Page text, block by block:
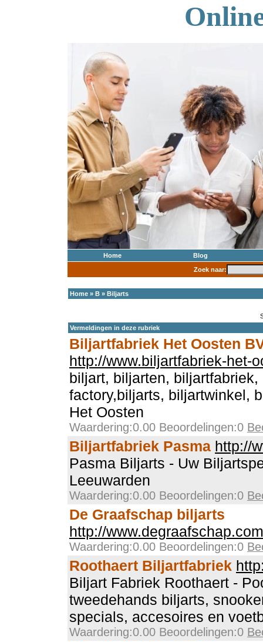
Home
Blog
Zoek naar:
Home » B » Biljarts
Vermeldingen in deze rubriek
Biljartfabriek Het Oosten
http://www.biljartfabriek-het-
biljart, biljarten,
factory,biljarts, biljartwinkel,
Het Oosten
Waardering:0.00 Beoordelingen:0
Biljartfabriek Pasma http://
Pasma Biljarts - Uw
Leeuwarden
Waardering:0.00 Beoordelingen:0
De Graafschap biljarts
http://www.degraafschap.com
Waardering:0.00 Beoordelingen:0
Roothaert Biljartfabriek
Biljart Fabriek Roothaert -
tweedehands biljarts,
specials, accesoires en
Waardering:0.00 Beoordelingen:0